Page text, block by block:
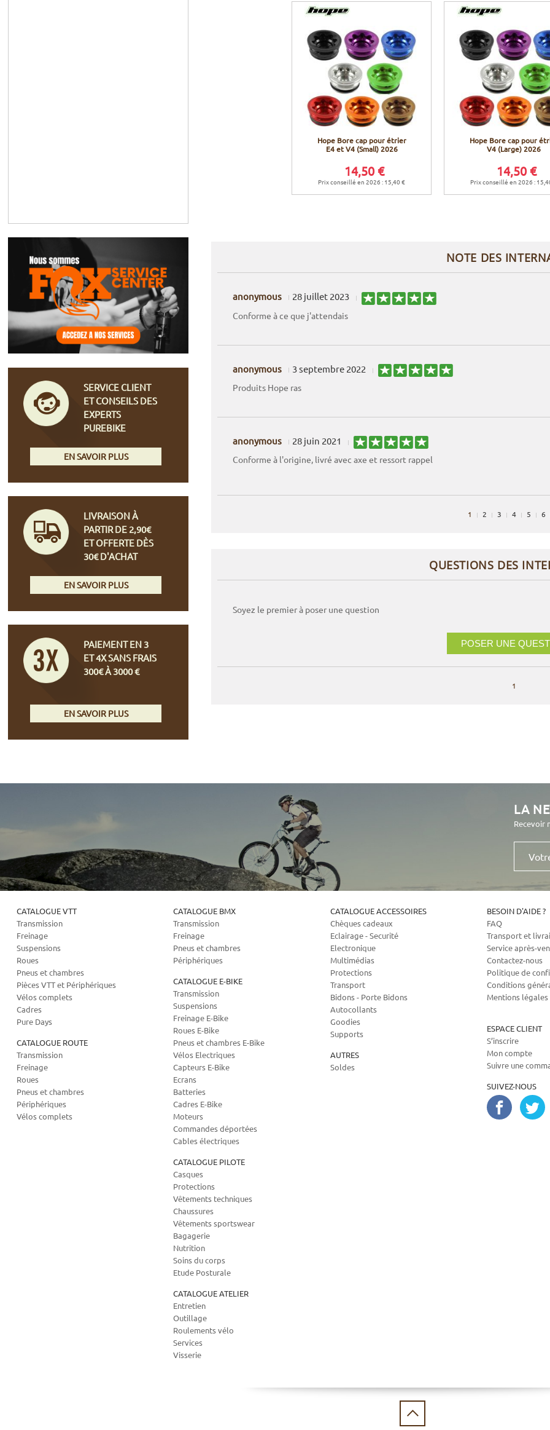
Hope Bore cap pour étrier
E4 et V4 (Small) 2026
14,50 €
Prix conseillé en 2026 : 15,40 €
Hope Bore cap pour
V4 (Large) 2026
14,50 €
Prix conseillé en 2026 :
NOTE DES
anonymous 28 juillet 2023
Conforme à ce que j'attendais
anonymous 3 septembre 2022
Produits Hope ras
anonymous 28 juin 2021
Conforme à l'origine, livré avec axe et ressort rappel
1 2 3 4 5 6
QUESTIONS DES
Soyez le premier à poser une question
POSER UNE
1
SERVICE CLIENT
ET CONSEILS DES
EXPERTS
PUREBIKE
EN SAVOIR PLUS
LIVRAISON À
PARTIR DE 2,90€
ET OFFERTE DÈS
30€ D'ACHAT
EN SAVOIR PLUS
PAIEMENT EN 3
ET 4X SANS FRAIS
300€ À 3000 €
EN SAVOIR PLUS
LA
Recevoir
Votre
mail
CATALOGUE VTT
Transmission
Freinage
Suspensions
Roues
Pneus et chambres
Pièces VTT et Périphériques
Vélos complets
Cadres
Pure Days
CATALOGUE ROUTE
Transmission
Freinage
Roues
Pneus et chambres
Périphériques
Vélos complets
CATALOGUE BMX
Transmission
Freinage
Pneus et chambres
Périphériques
CATALOGUE E-BIKE
Transmission
Suspensions
Freinage E-Bike
Roues E-Bike
Pneus et chambres E-Bike
Vélos Electriques
Capteurs E-Bike
Ecrans
Batteries
Cadres E-Bike
Moteurs
Commandes déportées
Cables électriques
CATALOGUE PILOTE
Casques
Protections
Vêtements techniques
Chaussures
Vêtements sportswear
Bagagerie
Nutrition
Soins du corps
Etude Posturale
CATALOGUE ATELIER
Entretien
Outillage
Roulements vélo
Services
Visserie
CATALOGUE ACCESSOIRES
Chèques cadeaux
Eclairage - Securité
Electronique
Multimédias
Protections
Transport
Bidons - Porte Bidons
Autocollants
Goodies
Supports
AUTRES
Soldes
BESOIN D'AIDE ?
FAQ
Transport et
Service après-
Contactez-nous
Politique de
Conditions
Mentions légales
ESPACE CLIENT
S’inscrire
Mon compte
Suivre une
SUIVEZ-NOUS